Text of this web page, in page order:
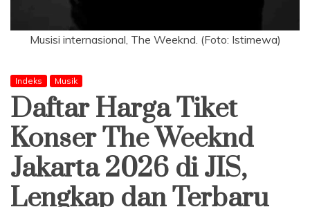
Musisi internasional, The Weeknd. (Foto: Istimewa)
Indeks Musik
Daftar Harga Tiket
Konser The Weeknd
Jakarta 2026 di JIS,
Lengkap dan Terbaru